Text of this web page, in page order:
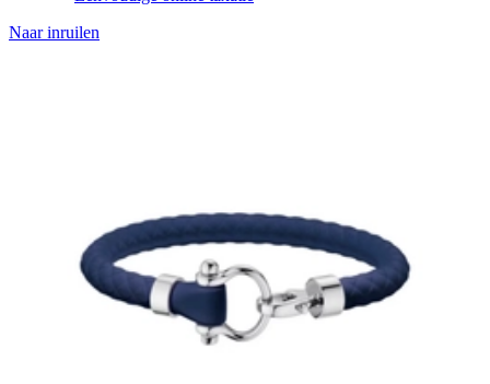
Naar inruilen